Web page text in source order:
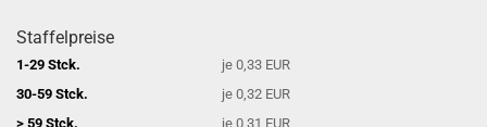
Staffelpreise
1-29 Stck.
je 0,33 EUR
30-59 Stck.
je 0,32 EUR
> 59 Stck.
je 0,31 EUR